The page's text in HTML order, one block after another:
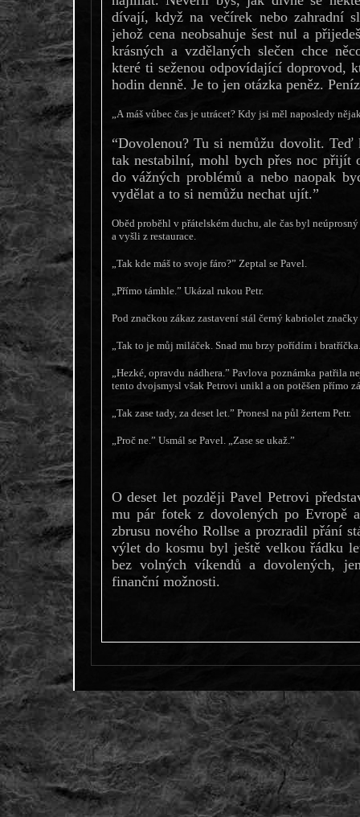
dívají, když na večírek nebo zahradní
jehož cena neobsahuje šest nul a
krásných a vzdělaných slečen chce
které ti seženou odpovídající doprovod,
hodin denně. Je to jen otázka peněz.
„A máš vůbec čas je utrácet? Kdy jsi měl naposledy
“Dovolenou? Tu si nemůžu dovolit.
tak nestabilní, mohl bych přes noc přijít
do vážných problémů a nebo naopak
vydělat a to si nemůžu nechat ujít.”
Oběd proběhl v přátelském duchu, ale čas byl
a vyšli z restaurace.
„Tak kde máš to svoje fáro?” Zeptal se Pavel.
„Přímo támhle.” Ukázal rukou Petr.
Pod značkou zákaz zastavení stál černý kabriolet
„Tak to je můj miláček. Snad mu brzy pořídím i
„Hezké, opravdu nádhera.” Pavlova poznámka patřila
tento dvojsmysl však Petrovi unikl a on potěšen přímo
„Tak zase tady, za deset let.” Pronesl na půl žertem Petr.
„Proč ne.” Usmál se Pavel. „Zase se ukaž.”
O deset let později Pavel Petrovi
mu pár fotek z dovolených po Evropě
zbrusu nového Rollse a prozradil přání
výlet do kosmu byl ještě velkou řádku
bez volných víkendů a dovolených,
finanční možnosti.